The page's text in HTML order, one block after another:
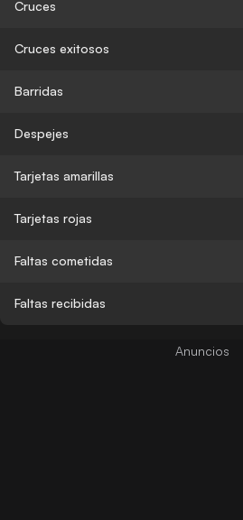
Cruces
Cruces exitosos
Barridas
Despejes
Tarjetas amarillas
Tarjetas rojas
Faltas cometidas
Faltas recibidas